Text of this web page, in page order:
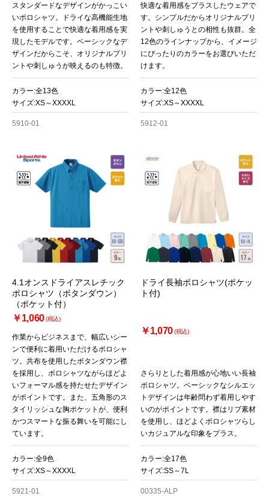
スタンダードなデザインがかっこい
いポロシャツ。ドライな高機能生地
を使用することで快適な着用感を実
現したモデルです。ベーシックなデ
ザインだからこそ、オリジナルプリ
ントや刺しゅうが映えるのも特徴。
カラー:全13色
サイズ:XS～XXXXL
5910-01
快適な着用感をプラスしたウェアで
す。シンプルだからオリジナルプリ
ントや刺しゅうとの相性も抜群。全
12色のラインナップから、イメージ
にぴったりのカラーをお選びいただ
けます。
カラー:全12色
サイズ:XS～XXXXL
5912-01
4.1オンスドライアスレチック
ポロシャツ（ボタンダウン）
（ポケット付）
￥1,060(税込)
作業からビジネスまで、幅広いシー
ンで便利に着用いただけるポロシャ
ツ。共布を使用したボタンダウン襟
を採用し、ポロシャツながらほどよ
いフォーマル感を持たせたデザイン
がポイントです。また、五角形のス
タイリッシュな胸ポケットが、便利
かつスマートな振る舞いを可能にし
ています。
カラー:全9色
サイズ:XS～XXXXL
5921-01
ドライ長袖ポロシャツ(ポケッ
ト付)
￥1,070(税込)
さらりとした着用感が心地いい長袖
ポロシャツ。ベーシックなシルエッ
トデザインは年齢問わず着用しやす
いのがポイントです。襟はリブ素材
を使用し、ほどよくポロシャツらし
いカジュアルな印象をプラス。
カラー:全17色
サイズ:SS～7L
00335-ALP